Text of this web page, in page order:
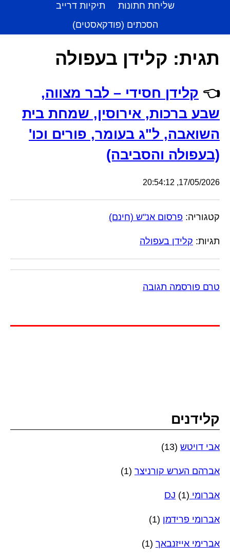
שליחת חתונות
תיקיות דרייב
הסכתים (פודקאסטים)
תגית: קלידן בעפולה
👈 קלידן חסידי – לבר מצווה,
שבע ברכות, אירוסין, שמחת בית
השואבה, ל"ג בעומר, פורים וכו'
(בעפולה והסביבה)
17/05/2026, 20:54:12
קטגוריה: פרסום אנ"ש (חינם)
תגיות: קלידן בעפולה
טרם פורסמה תגובה
קלידנים
אבי דויטש (13)
אברהם הערש קורניצר (1)
אברומי DJ (1)
אברומי פרידמן (1)
אברימי אייזנבאך (1)